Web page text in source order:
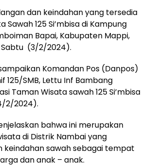
dan keindahan yang tersedia
Sawah 125 Si’mbisa di Kampung
Bapai, Kabupaten Mappi,
Sabtu (3/2/2024).
Komandan Pos (Danpos)
125/SMB, Lettu Inf Bambang
Taman Wisata sawah 125 Si’mbisa
2/2024).
bahwa ini merupakan
di Distrik Nambai yang
sawah sebagai tempat
dan anak – anak.